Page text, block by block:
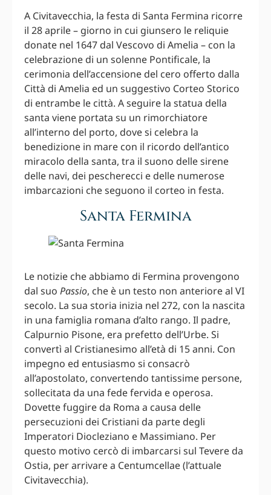
A Civitavecchia, la festa di Santa Fermina ricorre
il 28 aprile – giorno in cui giunsero le reliquie
donate nel 1647 dal Vescovo di Amelia – con la
celebrazione di un solenne Pontificale, la
cerimonia dell’accensione del cero offerto dalla
Città di Amelia ed un suggestivo Corteo Storico
di entrambe le città. A seguire la statua della
santa viene portata su un rimorchiatore
all’interno del porto, dove si celebra la
benedizione in mare con il ricordo dell’antico
miracolo della santa, tra il suono delle sirene
delle navi, dei pescherecci e delle numerose
imbarcazioni che seguono il corteo in festa.
Santa Fermina
Le notizie che abbiamo di Fermina provengono
dal suo Passio, che è un testo non anteriore al VI
secolo. La sua storia inizia nel 272, con la nascita
in una famiglia romana d’alto rango. Il padre,
Calpurnio Pisone, era prefetto dell’Urbe. Si
convertì al Cristianesimo all’età di 15 anni. Con
impegno ed entusiasmo si consacrò
all’apostolato, convertendo tantissime persone,
sollecitata da una fede fervida e operosa.
Dovette fuggire da Roma a causa delle
persecuzioni dei Cristiani da parte degli
Imperatori Diocleziano e Massimiano. Per
questo motivo cercò di imbarcarsi sul Tevere da
Ostia, per arrivare a Centumcellae (l’attuale
Civitavecchia).